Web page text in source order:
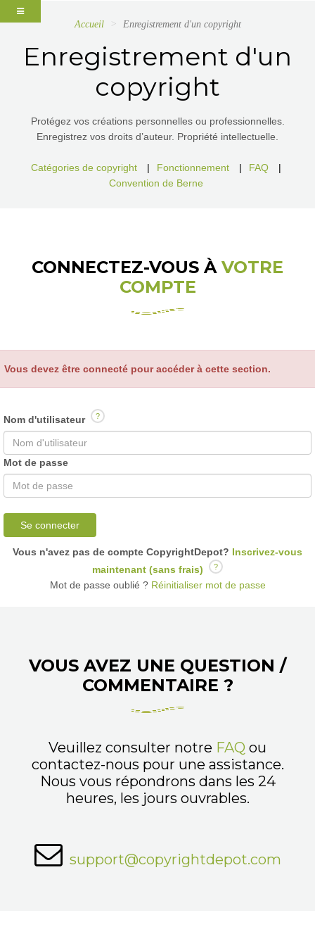
Accueil Enregistrement d'un copyright
Enregistrement d'un
copyright
Protégez vos créations personnelles ou professionnelles.
Enregistrez vos droits d’auteur. Propriété intellectuelle.
Catégories de copyright | Fonctionnement | FAQ
|
Convention de Berne
CONNECTEZ-VOUS À VOTRE
COMPTE
Vous devez être connecté pour accéder à cette section.
Nom d'utilisateur ?
Mot de passe
Se connecter
Vous n'avez pas de compte CopyrightDepot? Inscrivez-vous
maintenant (sans frais)
?
Mot de passe oublié ?Réinitialiser mot de passe
VOUS AVEZ UNE QUESTION /
COMMENTAIRE ?
Veuillez consulter notre FAQ ou
contactez-nous pour une assistance.
Nous vous répondrons dans les 24
heures, les jours ouvrables.
support@copyrightdepot.com